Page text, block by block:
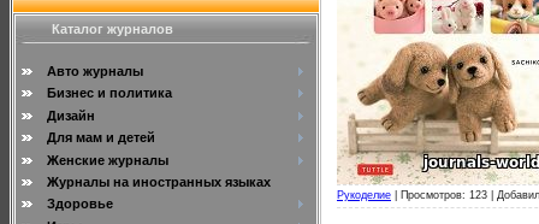
Каталог журналов
Авто журналы
Бизнес и политика
Дизайн
Для мам и детей
Женские журналы
Журналы на иностранных языках
Здоровье
Рукоделие Просмотров: 123 |